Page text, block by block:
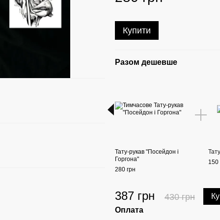
Купити
Разом дешевше
Тату-рукав "Посейдон і
Горгона"
280 грн
150
387 грн 430 грн
Оплата